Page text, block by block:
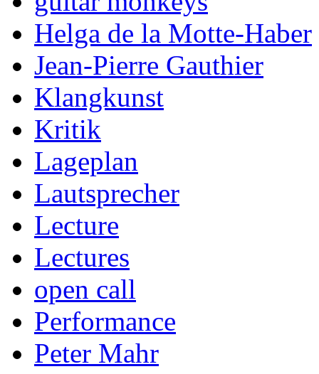
Helga de la Motte-Haber
Jean-Pierre Gauthier
Klangkunst
Kritik
Lageplan
Lautsprecher
Lecture
Lectures
open call
Performance
Peter Mahr